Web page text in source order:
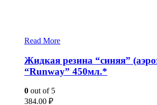
Read More
Жидкая резина “синяя”
“Runway” 450мл.*
0 out of 5
384.00 ₽